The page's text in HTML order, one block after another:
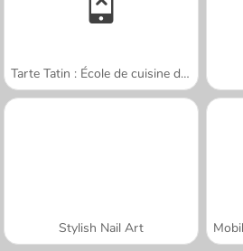
Tarte Tatin : École de cuisine de Sara
Stylish Nail Art